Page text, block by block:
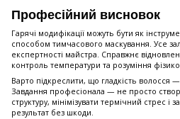
Професійний висновок
Гарячі модифікації можуть бути як
способом тимчасового маскування. Усе
експертності майстра. Справжнє
контроль температури та розуміння
Варто підкреслити, що гладкість волосся
Завдання професіонала — не просто
структуру, мінімізувати термічний стрес і
результат без шкоди.